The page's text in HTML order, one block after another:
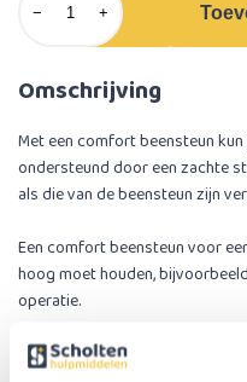
− +
Omschrijving
Met een comfort beensteun
ondersteund door een zachte
als die van de beensteun zijn
Een comfort beensteun voor
hoog moet houden,
operatie.
Let op! Deze comfort